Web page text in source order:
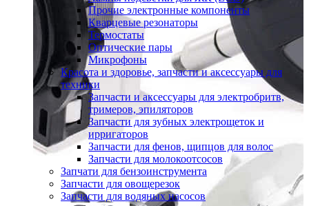
Прочие электронные компоненты
Кварцевые резонаторы
Термостаты
Оптические пары
Микрофоны
Красота и здоровье, запчасти и аксессуары для
техники
Запчасти и аксессуары для электробритв,
тримеров, эпиляторов
Запчасти для зубных электрощеток и
ирригаторов
Запчасти для фенов, щипцов для волос
Запчасти для молокоотсосов
Запчати для бензоинструмента
Запчасти для овощерезок
Запчасти для водяных насосов